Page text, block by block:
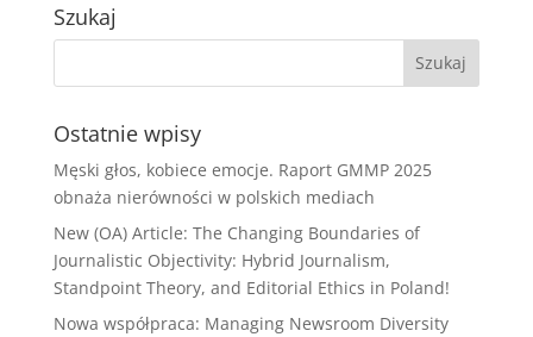
Szukaj
Ostatnie wpisy
Męski głos, kobiece emocje. Raport GMMP 2025
obnaża nierówności w polskich mediach
New (OA) Article: The Changing Boundaries of
Journalistic Objectivity: Hybrid Journalism,
Standpoint Theory, and Editorial Ethics in Poland!
Nowa współpraca: Managing Newsroom Diversity